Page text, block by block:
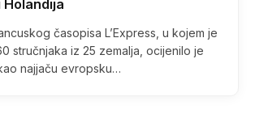
Holandija
časopisa L’Express, u kojem je
stručnjaka iz 25 zemalja, ocijenilo je
najjaču evropsku…